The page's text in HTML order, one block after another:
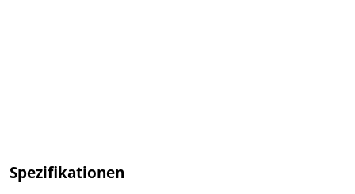
Spezifikationen